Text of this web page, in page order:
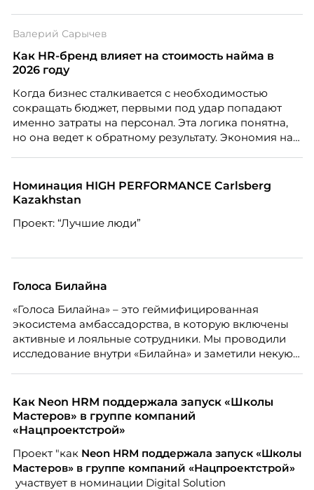
Валерий Сарычев
Как HR-бренд влияет на стоимость найма в
2026 году
Когда бизнес сталкивается с необходимостью
сокращать бюджет, первыми под удар попадают
именно затраты на персонал. Эта логика понятна,
но она ведет к обратному результату. Экономия на
значит – сокращает доходы бизнеса.
Номинация HIGH PERFORMANCE Carlsberg
Kazakhstan
Проект: “Лучшие люди”
Голоса Билайна
«Голоса Билайна» – это геймифицированная
экосистема амбассадорства, в которую включены
активные и лояльные сотрудники. Мы проводили
исследование внутри «Билайна» и заметили некую
благодарности и публичного признания.
Как Neon HRM поддержала запуск «Школы
Мастеров» в группе компаний
«Нацпроектстрой»
Проект "как Neon HRM поддержала запуск «Школы
Мастеров» в группе компаний «Нацпроектстрой»
участвует в номинации Digital Solution